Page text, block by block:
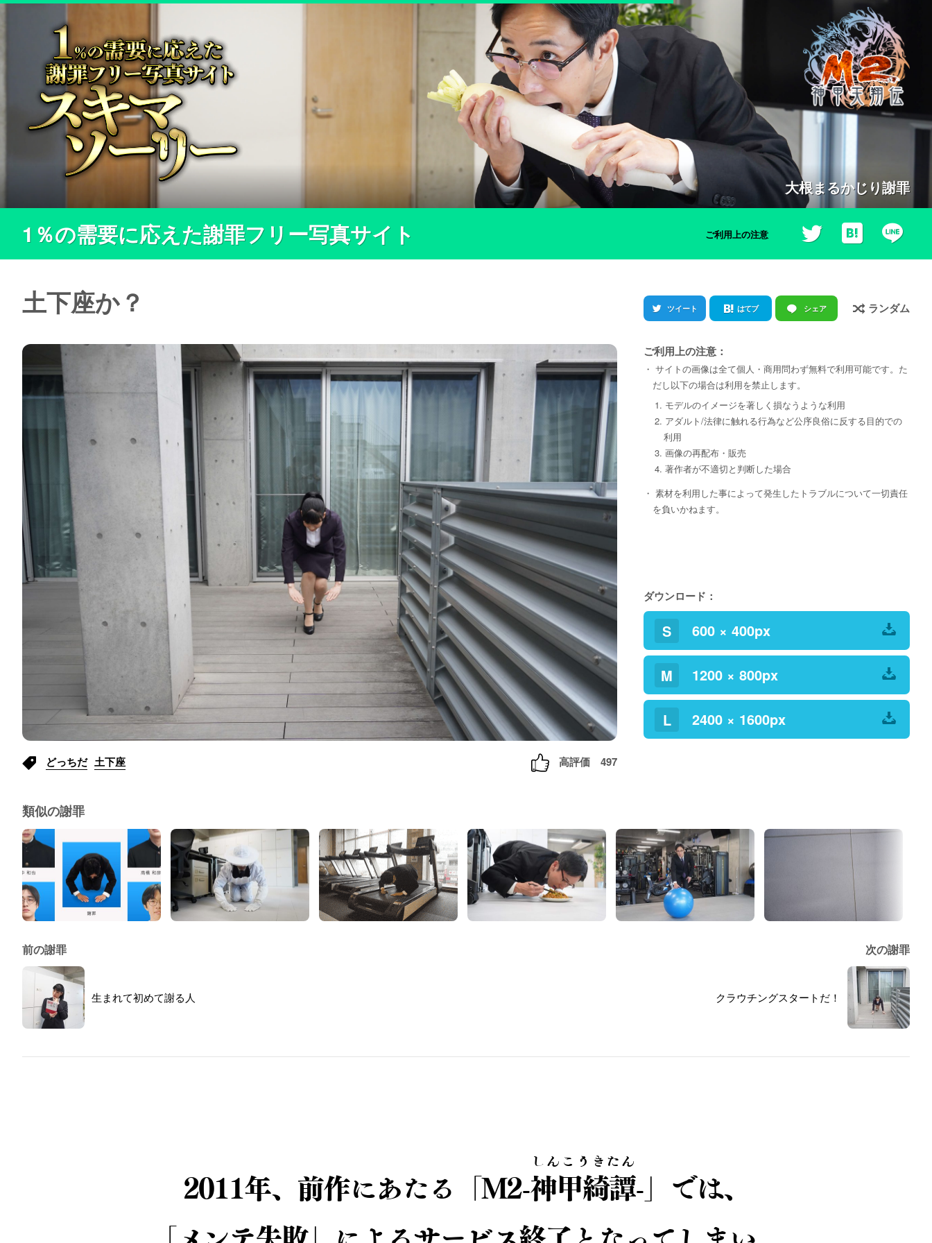
大根まるかじり謝罪
1％の需要に応えた謝罪フリー写真サイト ご利用上の注意
土下座か？
どっちだ 土下座 高評価 497
ツイート はてブ シェア ランダム
ご利用上の注意：
・ サイトの画像は全て個人・商用問わず無料で利用可能です。た
だし以下の場合は利用を禁止します。
1. モデルのイメージを著しく損なうような利用
2. アダルト/法律に触れる行為など公序良俗に反する目的での
利用
3. 画像の再配布・販売
4. 著作者が不適切と判断した場合
・ 素材を利用した事によって発生したトラブルについて一切責任
を負いかねます。
ダウンロード：
S 600 × 400px
M 1200 × 800px
L 2400 × 1600px
類似の謝罪
前の謝罪
生まれて初めて謝る人
次の謝罪
クラウチングスタートだ！
2011年、前作にあたる「M2-神甲綺譚
しんこうきたん
-」では、
「メンテ失敗」によるサービス終了となってしまい、